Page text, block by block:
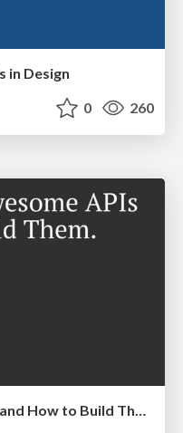
in Design
0 260
Principles of Awesome APIs and How to Build Them.